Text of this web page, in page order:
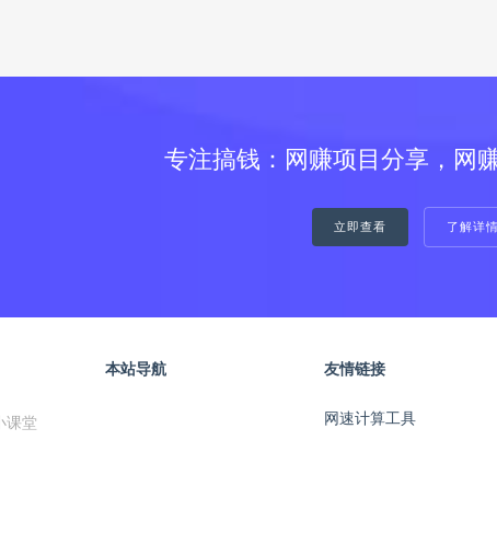
专注搞钱：网赚项目分享，网
立即查看 了解详情
课堂
本站导航 友情链接
网速计算工具